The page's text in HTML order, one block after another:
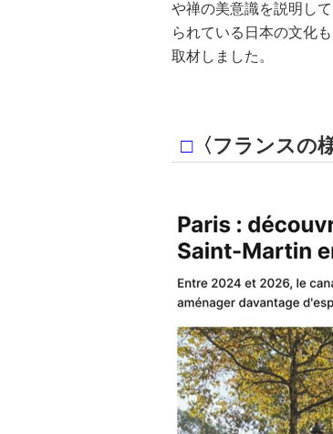
や禅の美意識を説明し
られている日本の文化
取材しました。
□〈フランスの